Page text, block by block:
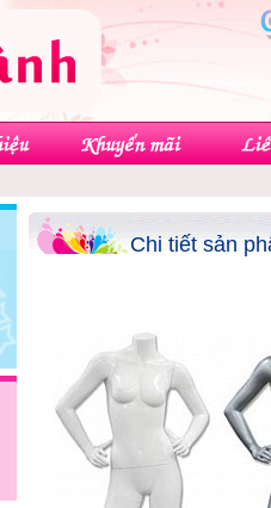
Chi tiết sản